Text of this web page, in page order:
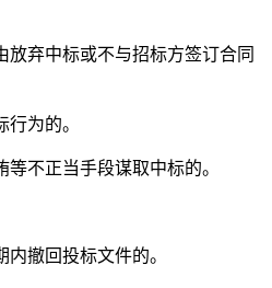
放弃中标或不与招标方签订合同
为的。
不正当手段谋取中标的。
撤回投标文件的。